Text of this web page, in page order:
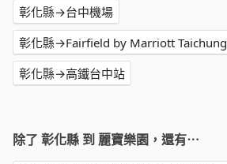
彰化縣→台中機場
彰化縣→Fairfield by Marriott Taichung
彰化縣→高鐵台中站
除了 彰化縣 到 麗寶樂園，還有⋯